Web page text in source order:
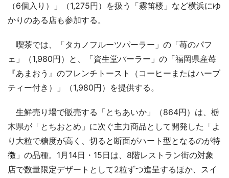
（6個入り）」（1,275円）を扱う「霧笛楼」など横浜にゆ
かりのある店も参加する。
喫茶では、「タカノフルーツパーラー」の「苺のパフ
ェ」（1,980円）と、「資生堂パーラー」の「福岡県産苺
『あまおう』のフレンチトースト（コーヒーまたはハーブ
ティー付き）」（1,980円）を提供する。
生鮮売り場で販売する「とちあいか」（864円）は、栃
木県が「とちおとめ」に次ぐ主力商品として開発した「よ
り大粒で糖度が高く、切ると断面がハート型となるのが特
徴」の品種。1月14日・15日は、8階レストラン街の対象
店で数量限定デザートとして2粒ずつ進呈するほか、スイ